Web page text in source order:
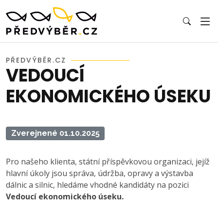
PŘEDVÝBĚR.CZ
VEDOUCÍ
EKONOMICKÉHO ÚSEKU
Zverejnené 01.10.2025
Pro našeho klienta, státní příspěvkovou organizaci, jejíž
hlavní úkoly jsou správa, údržba, opravy a výstavba
dálnic a silnic, hledáme vhodné kandidáty na pozici
Vedoucí ekonomického úseku.